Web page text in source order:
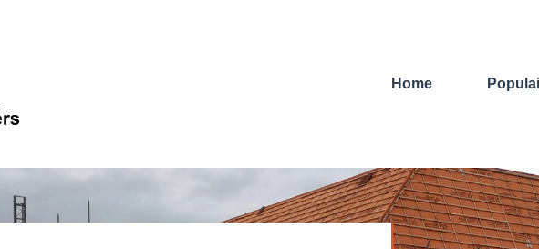
Home